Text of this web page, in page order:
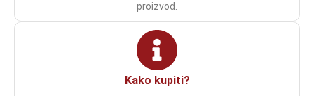
proizvod.
Kako kupiti?